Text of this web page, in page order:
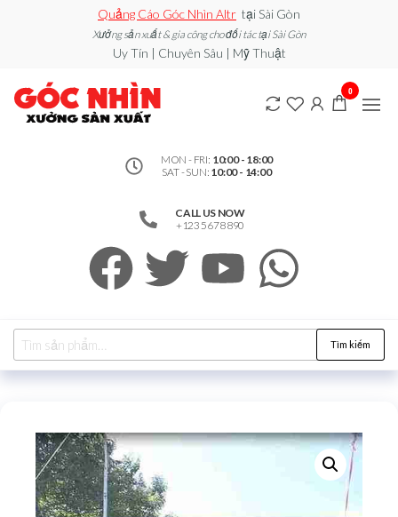
Quảng Cáo Góc Nhìn Altr tại Sài Gòn
Xưởng sản xuất & gia công cho đối tác tại Sài Gòn
Uy Tín | Chuyên Sâu | Mỹ Thuật
0912502060
– Xưởng
bán
hàng /
Xoay
may
MON - FRI: 10:00 - 18:00
SAT - SUN: 10:00 - 14:00
CALL US NOW
+123 5678 890
0
Tìm kiếm